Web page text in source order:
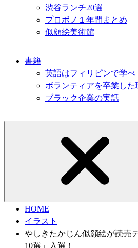
渋谷ランチ20選
プロボノ１年間まとめ
似顔絵美術館
書籍
英語はフィリピンで学べ
ボランティアを卒業した
ブラック企業の実話
HOME
イラスト
やしきたかじん似顔絵が読売
10選」入選！